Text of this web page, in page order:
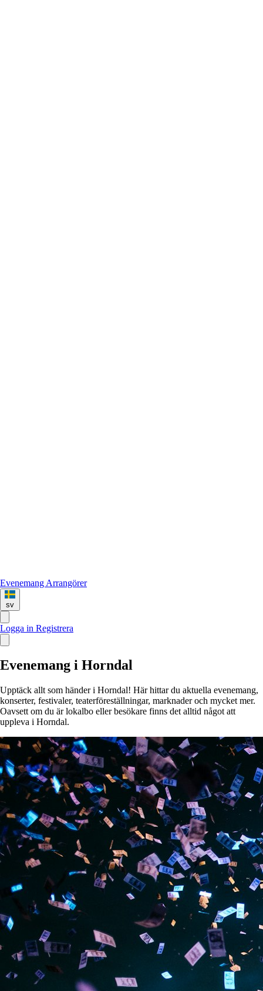
Evenemang Arrangörer
sv
Logga in Registrera
Evenemang i Horndal
Upptäck allt som händer i Horndal! Här hittar du aktuella evenemang,
konserter, festivaler, teaterföreställningar, marknader och mycket mer.
Oavsett om du är lokalbo eller besökare finns det alltid något att
uppleva i Horndal.